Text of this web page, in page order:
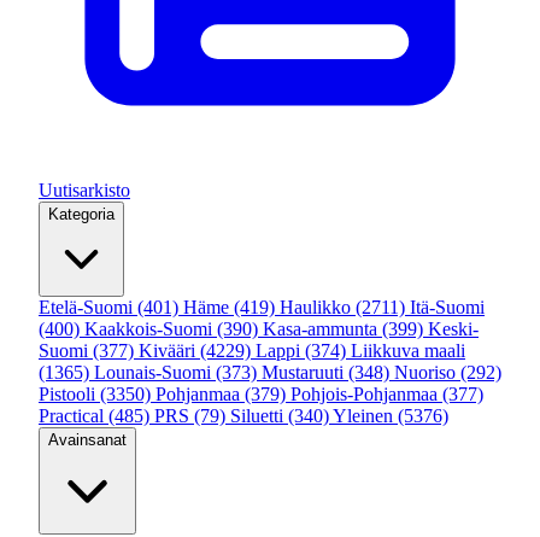
Uutisarkisto
Kategoria
Etelä-Suomi (401) Häme (419) Haulikko (2711) Itä-Suomi
(400) Kaakkois-Suomi (390) Kasa-ammunta (399) Keski-
Suomi (377) Kivääri (4229) Lappi (374) Liikkuva maali
(1365) Lounais-Suomi (373) Mustaruuti (348) Nuoriso (292)
Pistooli (3350) Pohjanmaa (379) Pohjois-Pohjanmaa (377)
Practical (485) PRS (79) Siluetti (340)Yleinen (5376)
Avainsanat